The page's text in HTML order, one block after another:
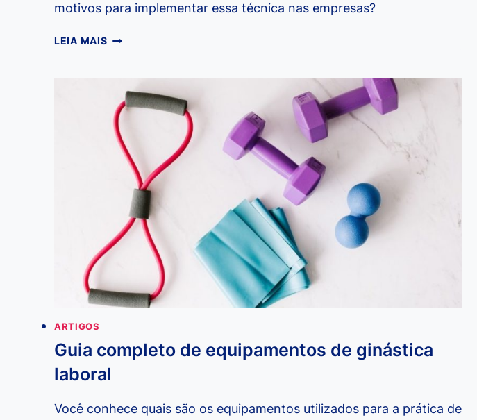
motivos para implementar essa técnica nas empresas?
LEIA MAIS3
GINÁSTICA
LABORAL
NAS
EMPRESAS
ARTIGOS
Guia completo de equipamentos de ginástica
laboral
Você conhece quais são os equipamentos utilizados para a prática de